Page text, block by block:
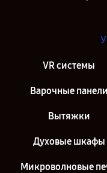
VR системы
Варочные панели
Вытяжки
Духовые шкафы
Микроволновые